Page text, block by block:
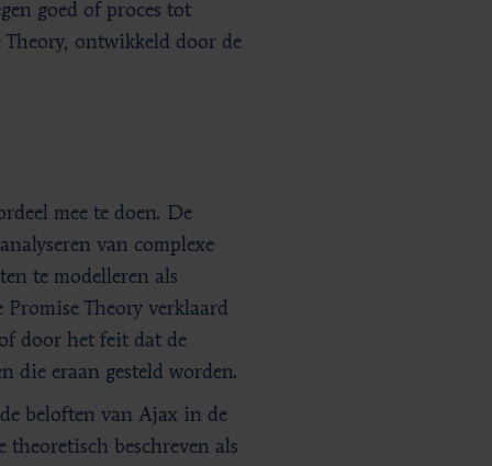
goed of proces tot
ontwikkeld door de
mee te doen. De
van complexe
te modelleren als
Promise Theory verklaard
door het feit dat de
die eraan gesteld worden.
beloften van Ajax in de
beschreven als